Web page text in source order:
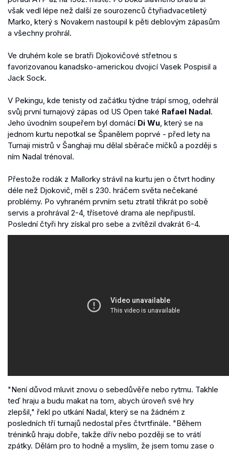
však vedl lépe než další ze sourozenců čtyřiadvacetiletý
Marko, který s Novakem nastoupil k pěti deblovým zápasům
a všechny prohrál.
Ve druhém kole se bratři Djokovičové střetnou s
favorizovanou kanadsko-americkou dvojicí Vasek Pospisil a
Jack Sock.
V Pekingu, kde tenisty od začátku týdne trápí smog, odehrál
svůj první turnajový zápas od US Open také Rafael Nadal.
Jeho úvodním soupeřem byl domácí Di Wu, který se na
jednom kurtu nepotkal se Španělem poprvé - před lety na
Turnaji mistrů v Šanghaji mu dělal sběrače míčků a později s
ním Nadal trénoval.
Přestože rodák z Mallorky strávil na kurtu jen o čtvrt hodiny
déle než Djokovič, měl s 230. hráčem světa nečekané
problémy. Po vyhraném prvním setu ztratil třikrát po sobě
servis a prohrával 2-4, třísetové drama ale nepřipustil.
Poslední čtyři hry získal pro sebe a zvítězil dvakrát 6-4.
"Není důvod mluvit znovu o sebedůvěře nebo rytmu. Takhle
teď hraju a budu makat na tom, abych úroveň své hry
zlepšil," řekl po utkání Nadal, který se na žádném z
posledních tří turnajů nedostal přes čtvrtfinále. "Během
tréninků hraju dobře, takže dřív nebo později se to vrátí
zpátky. Dělám pro to hodně a myslím, že jsem tomu zase o